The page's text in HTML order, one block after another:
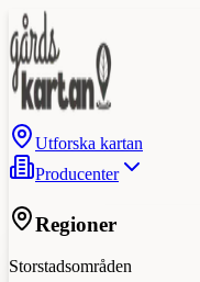
Utforska kartan
Producenter
Regioner
Storstadsområden